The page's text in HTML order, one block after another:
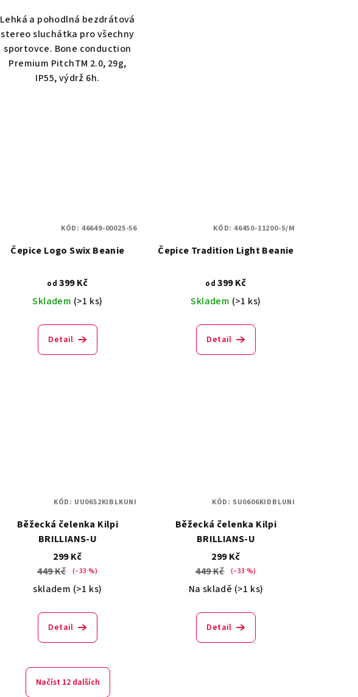
Lehká a pohodlná bezdrátová
stereo sluchátka pro všechny
sportovce. Bone conduction
Premium PitchTM 2.0, 29g,
IP55, výdrž 6h.
Čepice Logo Swix Beanie
od 399 Kč
Skladem (>1 ks)
Detail
KÓD: 46649-00025-56
Čepice Tradition Light Beanie
od 399 Kč
Skladem (>1 ks)
Detail
KÓD: 46450-11200-S/M
Běžecká čelenka Kilpi
BRILLIANS-U
299 Kč
449 Kč
(–33 %)
skladem (>1 ks)
Detail
KÓD: UU0652KIBLKUNI
Běžecká čelenka Kilpi
BRILLIANS-U
299 Kč
449 Kč
(–33 %)
Na skladě (>1 ks)
Detail
KÓD: SU0606KIDBLUNI
Načíst 12 dalších